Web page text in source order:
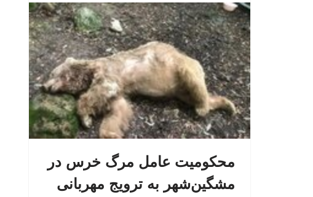
محکومیت عامل مرگ خرس در
مشگین‌شهر به ترویج مهربانی